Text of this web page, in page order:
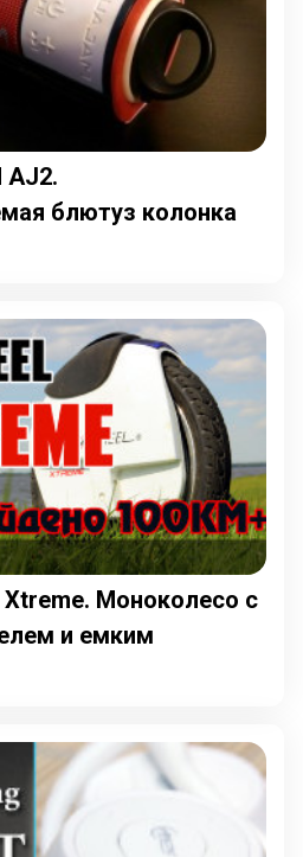
AJ2.
блютуз колонка
Моноколесо с
и емким